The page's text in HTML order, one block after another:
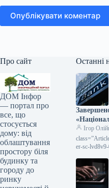
Опублікувати коментар
Про сайт
ДОМ Інфор
— портал про
все, що
стосується
дому: від
облаштування
простору біля
будинку та
городу до
ринку
Останні
Фонд
виплати
Ігор
er-sc-
завершилась